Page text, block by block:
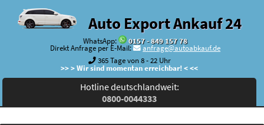
Auto Export Ankauf 24
WhatsApp:
0157 - 849 157 78
Direkt Anfrage per E-Mail:
anfrage@autoabkauf.de
365 Tage von 8 - 22 Uhr
>> > Wir sind momentan erreichbar! < <<
Hotline deutschlandweit:
0800-0044333